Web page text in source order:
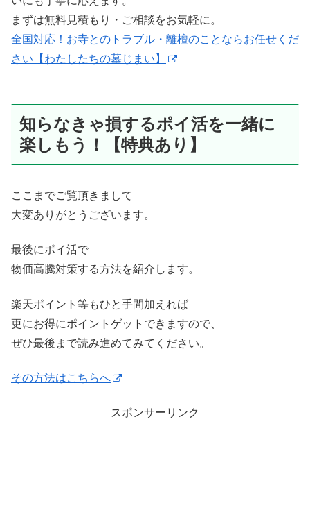
まずは無料見積もり・ご相談をお気軽に。
全国対応！お寺とのトラブル・離檀のことならお任せくだ
さい【わたしたちの墓じまい】
知らなきゃ損するポイ活を一緒に
楽しもう！【特典あり】
ここまでご覧頂きまして
大変ありがとうございます。
最後にポイ活で
物価高騰対策する方法を紹介します。
楽天ポイント等もひと手間加えれば
更にお得にポイントゲットできますので、
ぜひ最後まで読み進めてみてください。
その方法はこちらへ
スポンサーリンク